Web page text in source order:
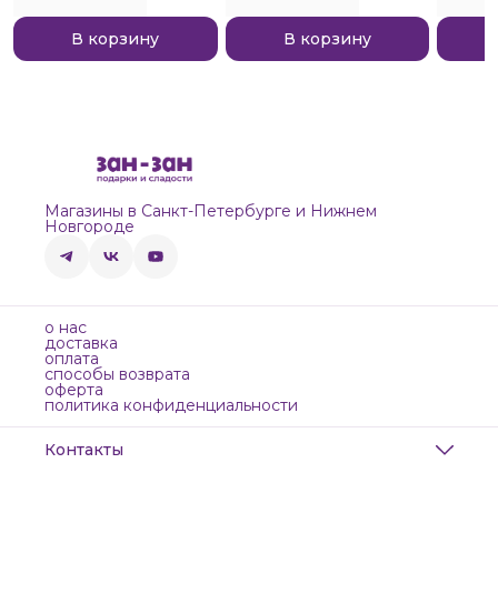
В корзину В корзину
Магазины в Санкт-Петербурге и Нижнем
Новгороде
о нас
доставка
оплата
способы возврата
оферта
политика конфиденциальности
Контакты